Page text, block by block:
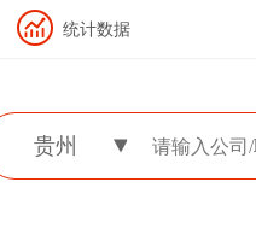
统计数据
贵州